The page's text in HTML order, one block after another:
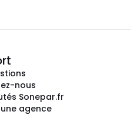
nous
Sonepar.fr
agence